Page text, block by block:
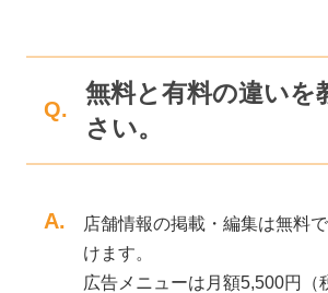
Q.
無料と有料の違いを
さい。
A.
店舗情報の掲載・編集は無料
けます。
広告メニューは月額5,500円（